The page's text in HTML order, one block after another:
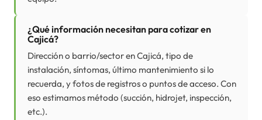
¿Qué información necesitan para cotizar en
Cajicá?
Dirección o barrio/sector en Cajicá, tipo de
instalación, síntomas, último mantenimiento si lo
recuerda, y fotos de registros o puntos de acceso. Con
eso estimamos método (succión, hidrojet, inspección,
etc.).